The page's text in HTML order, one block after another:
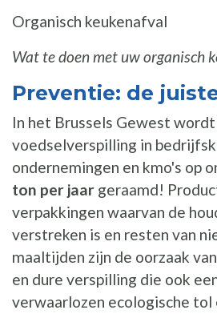
Organisch keukenafval
Wat te doen met uw organisch
Preventie: de
In het Brussels Gewest
voedselverspilling in
ondernemingen en kmo's op
ton per jaar geraamd!
verpakkingen waarvan de
verstreken is en resten van
maaltijden zijn de oorzaak
en dure verspilling die ook
verwaarlozen ecologische tol